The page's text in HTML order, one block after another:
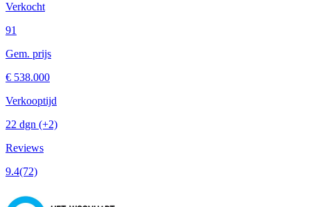
Verkocht
91
Gem. prijs
€ 538.000
Verkooptijd
22 dgn (+2)
Reviews
9.4(72)